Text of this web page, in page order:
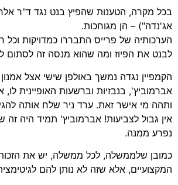
בכל מקרה, הטענות שהפיץ בנט נגד ד"ר
אג'נדה") – הן מגוחכות.
הערכותיה של פרייס התבררו כמדויקות
לבנט את הפיוז ומה שהוא מנסה זה לסתום
הקמפיין נגדה נמשך באולפן שישי אצל
אברמוביץ', בנבזיות וברשעות האופיינית
ותהה מי אישר זאת. ערד ניר שלח אותה
אין גבול לצביעות! אברמוביץ' תמיד היה
נפרע ממנה.
כמובן שלממשלה, לכל ממשלה, יש את הזכות
המקצועיים, אלא שזה לא נותן להם